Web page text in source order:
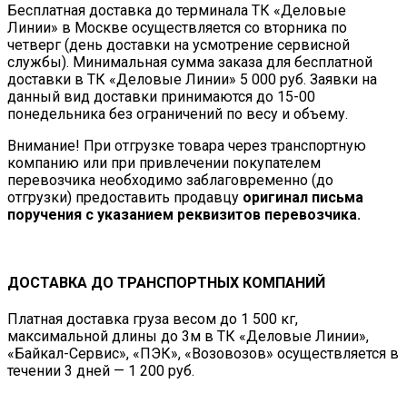
Бесплатная доставка до терминала ТК «Деловые
Линии» в Москве осуществляется со вторника по
четверг (день доставки на усмотрение сервисной
службы). Минимальная сумма заказа для бесплатной
доставки в ТК «Деловые Линии» 5 000 руб. Заявки на
данный вид доставки принимаются до 15-00
понедельника без ограничений по весу и объему.
Внимание! При отгрузке товара через транспортную
компанию или при привлечении покупателем
перевозчика необходимо заблаговременно (до
отгрузки) предоставить продавцу оригинал письма
поручения с указанием реквизитов перевозчика.
ДОСТАВКА ДО ТРАНСПОРТНЫХ КОМПАНИЙ
Платная доставка груза весом до 1 500 кг,
максимальной длины до 3м в ТК «Деловые Линии»,
«Байкал-Сервис», «ПЭК», «Возовозов» осуществляется в
течении 3 дней — 1 200 руб.